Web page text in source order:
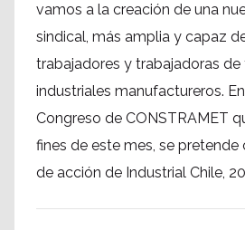
vamos a la creación de una
sindical, más amplia y capaz
trabajadores y trabajadoras
industriales manufactureros.
Congreso de CONSTRAMET
fines de este mes, se pretende
de acción de Industrial Chile,